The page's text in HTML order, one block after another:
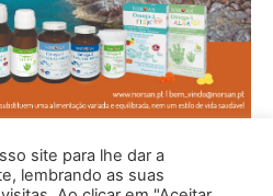
site para lhe dar a
lembrando as suas